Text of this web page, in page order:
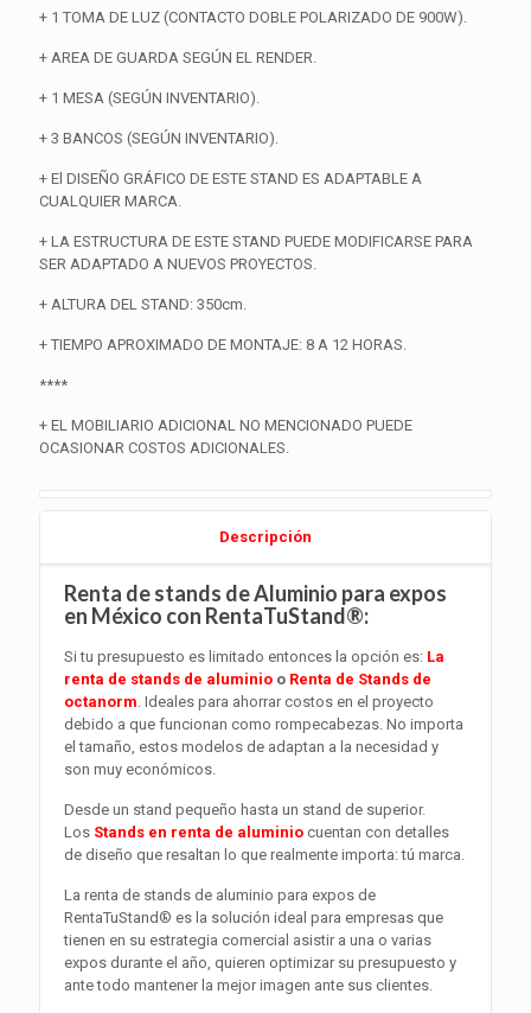
+ 1 TOMA DE LUZ (CONTACTO DOBLE POLARIZADO DE 900W).
+ AREA DE GUARDA SEGÚN EL RENDER.
+ 1 MESA (SEGÚN INVENTARIO).
+ 3 BANCOS (SEGÚN INVENTARIO).
+ El DISEÑO GRÁFICO DE ESTE STAND ES ADAPTABLE A
CUALQUIER MARCA.
+ LA ESTRUCTURA DE ESTE STAND PUEDE MODIFICARSE PARA
SER ADAPTADO A NUEVOS PROYECTOS.
+ ALTURA DEL STAND: 350cm.
+ TIEMPO APROXIMADO DE MONTAJE: 8 A 12 HORAS.
****
+ EL MOBILIARIO ADICIONAL NO MENCIONADO PUEDE
OCASIONAR COSTOS ADICIONALES.
Descripción
Renta de stands de Aluminio para expos
en México con RentaTuStand®:
Si tu presupuesto es limitado entonces la opción es: La
renta de stands de aluminio o Renta de Stands de
octanorm. Ideales para ahorrar costos en el proyecto
debido a que funcionan como rompecabezas. No importa
el tamaño, estos modelos de adaptan a la necesidad y
son muy económicos.
Desde un stand pequeño hasta un stand de superior.
Los Stands en renta de aluminio cuentan con detalles
de diseño que resaltan lo que realmente importa: tú marca.
La renta de stands de aluminio para expos de
RentaTuStand® es la solución ideal para empresas que
tienen en su estrategia comercial asistir a una o varias
expos durante el año, quieren optimizar su presupuesto y
ante todo mantener la mejor imagen ante sus clientes.